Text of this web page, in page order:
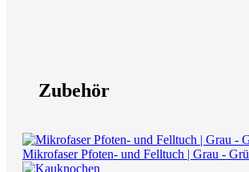
Zubehör
Mikrofaser Pfoten- und Felltuch | Grau -